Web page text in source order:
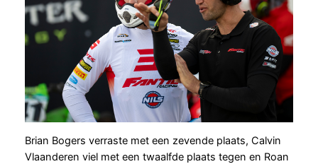
Brian Bogers verraste met een zevende plaats, Calvin
Vlaanderen viel met een twaalfde plaats tegen en Roan